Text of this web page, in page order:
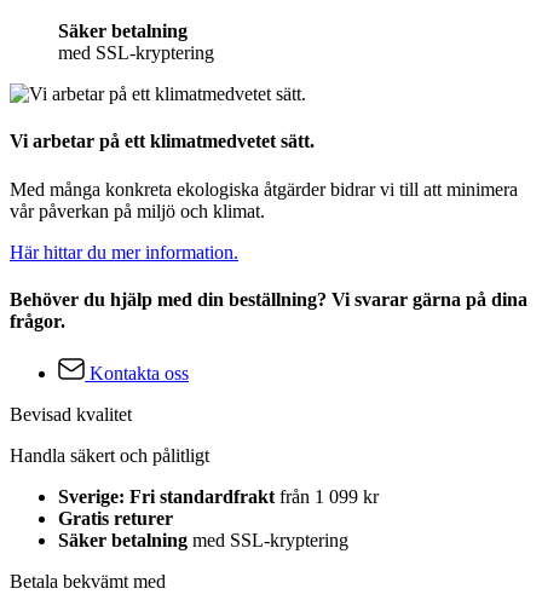
Säker betalning
med SSL-kryptering
Vi arbetar på ett klimatmedvetet sätt.
Med många konkreta ekologiska åtgärder bidrar vi till att minimera
vår påverkan på miljö och klimat.
Här hittar du mer information.
Behöver du hjälp med din beställning? Vi svarar gärna på dina
frågor.
Kontakta oss
Bevisad kvalitet
Handla säkert och pålitligt
Sverige: Fri standardfrakt från 1 099 kr
Gratis returer
Säker betalning med SSL-kryptering
Betala bekvämt med